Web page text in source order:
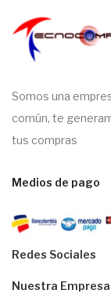
Somos una
común, te
tus compras
Medios de pago
Redes Sociales
Nuestra Empresa